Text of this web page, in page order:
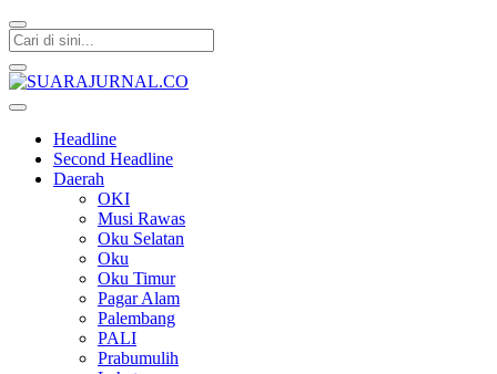
Headline
Second Headline
Daerah
OKI
Musi Rawas
Oku Selatan
Oku
Oku Timur
Pagar Alam
Palembang
PALI
Prabumulih